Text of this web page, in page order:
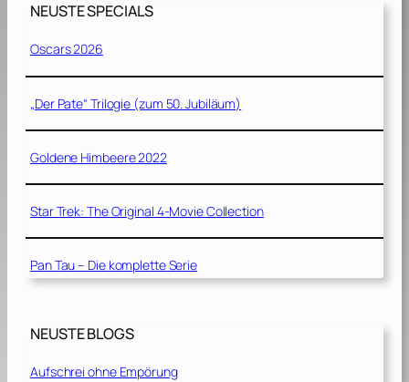
NEUSTE SPECIALS
Oscars 2026
„Der Pate“ Trilogie (zum 50. Jubiläum)
Goldene Himbeere 2022
Star Trek: The Original 4-Movie Collection
Pan Tau – Die komplette Serie
NEUSTE BLOGS
Aufschrei ohne Empörung